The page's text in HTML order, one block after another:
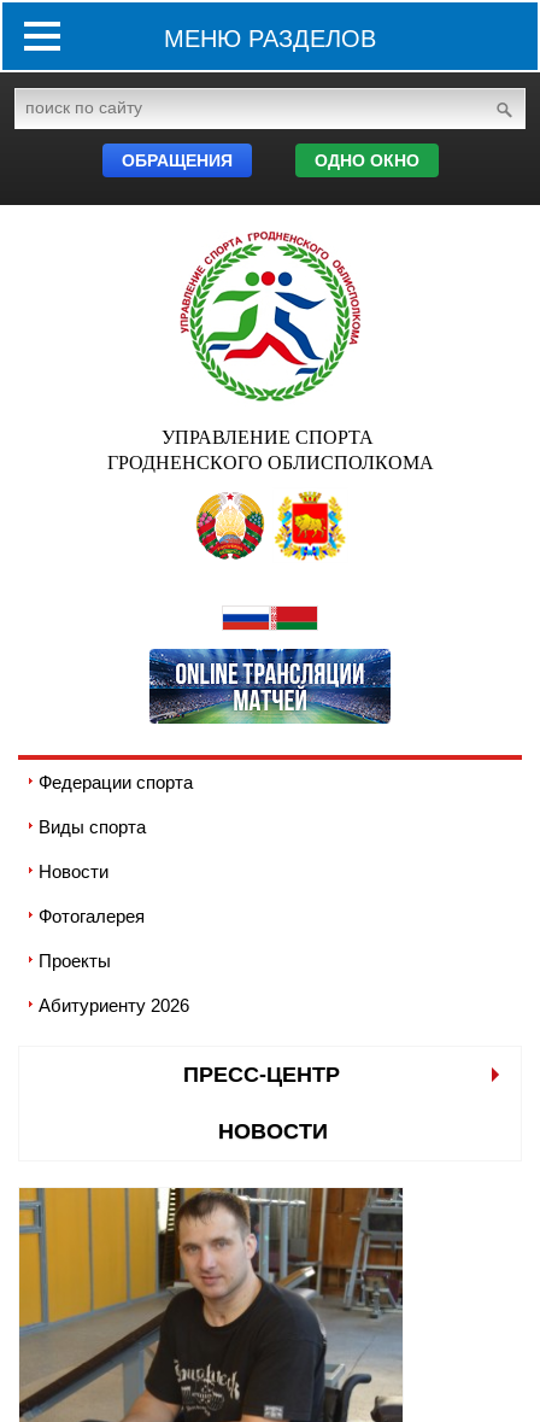
МЕНЮ РАЗДЕЛОВ
ОБРАЩЕНИЯ ОДНО ОКНО
УПРАВЛЕНИЕ СПОРТА
ГРОДНЕНСКОГО ОБЛИСПОЛКОМА
Федерации спорта
Виды спорта
Новости
Фотогалерея
Проекты
Абитуриенту 2026
ПРЕСС-ЦЕНТР
НОВОСТИ